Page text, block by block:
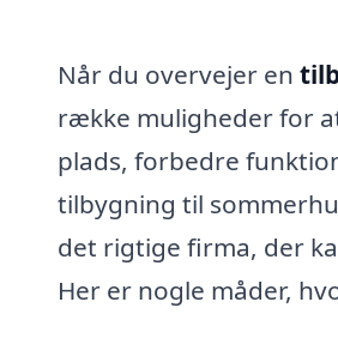
Når du overvejer en
række muligheder for
plads, forbedre
tilbygning til
det rigtige firma, der
Her er nogle måder,